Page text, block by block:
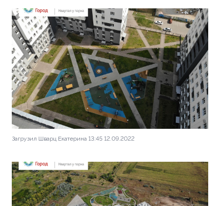
Загрузил Шварц Екатерина 13:45 12.09.2022